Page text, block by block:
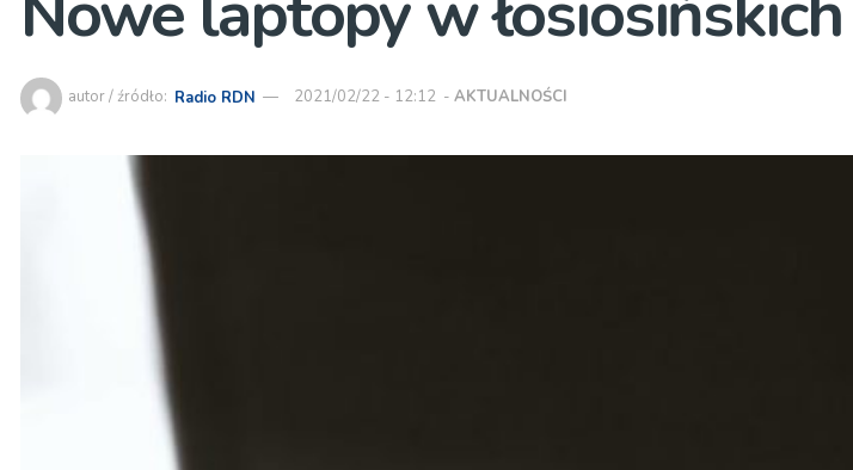
autor / źródło: Radio RDN 2021/02/22 - 12:12 - AKTUALNOŚCI